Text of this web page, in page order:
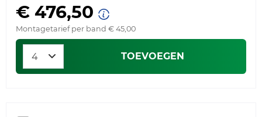
€ 476,50
Montagetarief per band € 45,00
TOEVOEGEN